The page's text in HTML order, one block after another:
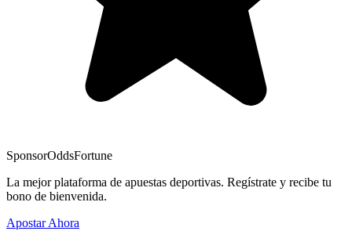
SponsorOddsFortune
La mejor plataforma de apuestas deportivas. Regístrate y recibe tu
bono de bienvenida.
Apostar Ahora